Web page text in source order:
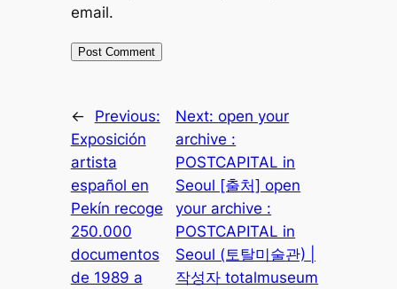
email.
←
Previous:
Exposición
artista
español en
Pekín recoge
250.000
documentos
de 1989 a
Next:open your
archive :
POSTCAPITAL in
Seoul [출처] open
your archive :
POSTCAPITAL in
Seoul (토탈미술관) |
작성자 totalmuseum